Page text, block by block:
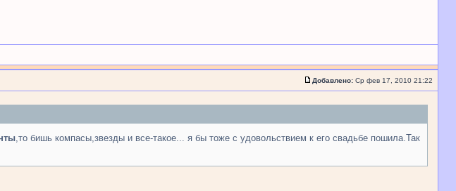
Добавлено: Ср фев 17, 2010 21:22
,то бишь компасы,звезды и все-такое... я бы тоже с удовольствием к его свадьбе пошила.Так